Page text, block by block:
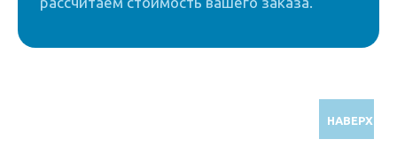
НАВЕРХ